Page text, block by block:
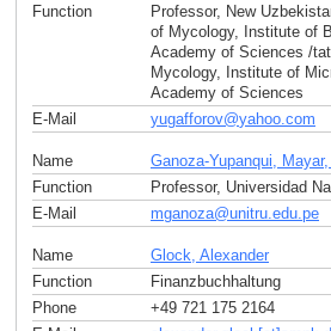
Function
Professor, New
of Mycology, Institute of
Academy of Sciences /
Mycology, Institute of
Academy of Sciences
E-Mail
yugafforov@yahoo com
Name
Ganoza-Yupanqui, Mayar,
Function
Professor, Universidad
E-Mail
mganoza@unitru.edu pe
Name
Glock, Alexander
Function
Finanzbuchhaltung
Phone
+49 721 175 2164